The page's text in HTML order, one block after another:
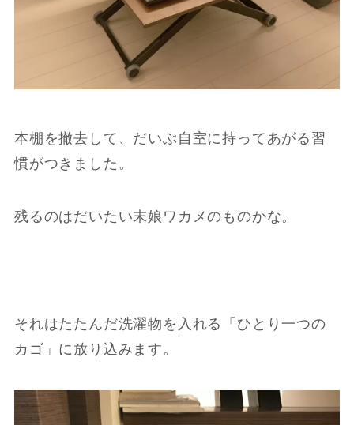
本棚を撤去して、だいぶ自室に持ってあがる習
慣がつきました。
残るのはだいたい末娘ワカメのものかな。
それはたたんだ洗濯物を入れる「ひとり一つの
カゴ」に放り込みます。